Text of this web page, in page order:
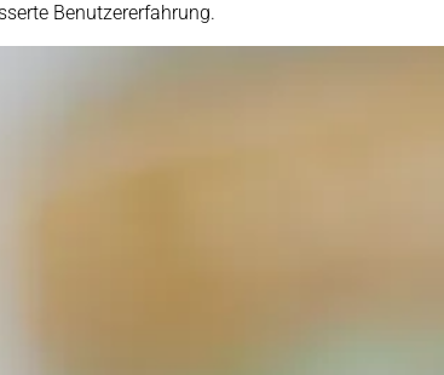
Benutzererfahrung.